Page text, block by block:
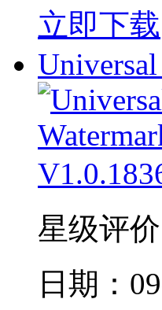
立即下载
星级评
日期：